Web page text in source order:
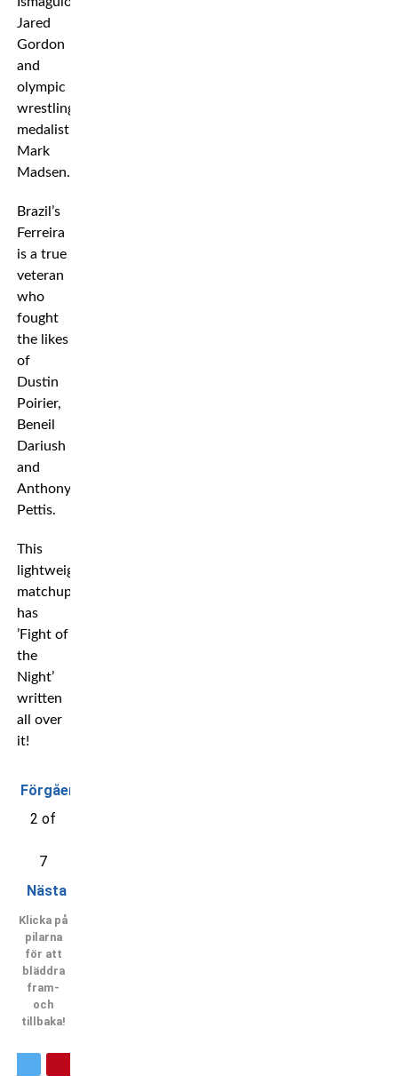
Jared
Gordon
and
olympic
wrestling
medalist
Mark
Madsen.
Brazil’s
Ferreira
is a true
veteran
who
fought
the likes
of
Dustin
Poirier,
Beneil
Dariush
and
Anthony
Pettis.
This
lightweight
matchup
has
’Fight of
the
Night’
written
all over
it!
Förgående
2 of
7
Nästa
Klicka på
pilarna
för att
bläddra
fram-
och
tillbaka!